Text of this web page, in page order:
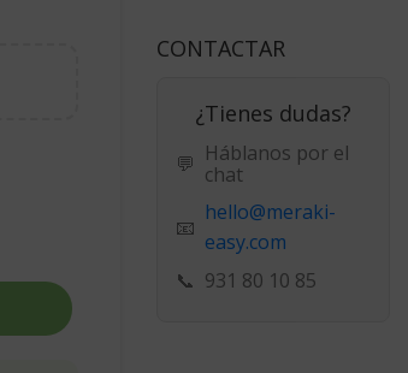
CONTACTAR
¿Tienes dudas?
💬 Háblanos por el
chat
📧
hello@meraki-
easy.com
📞 931 80 10 85